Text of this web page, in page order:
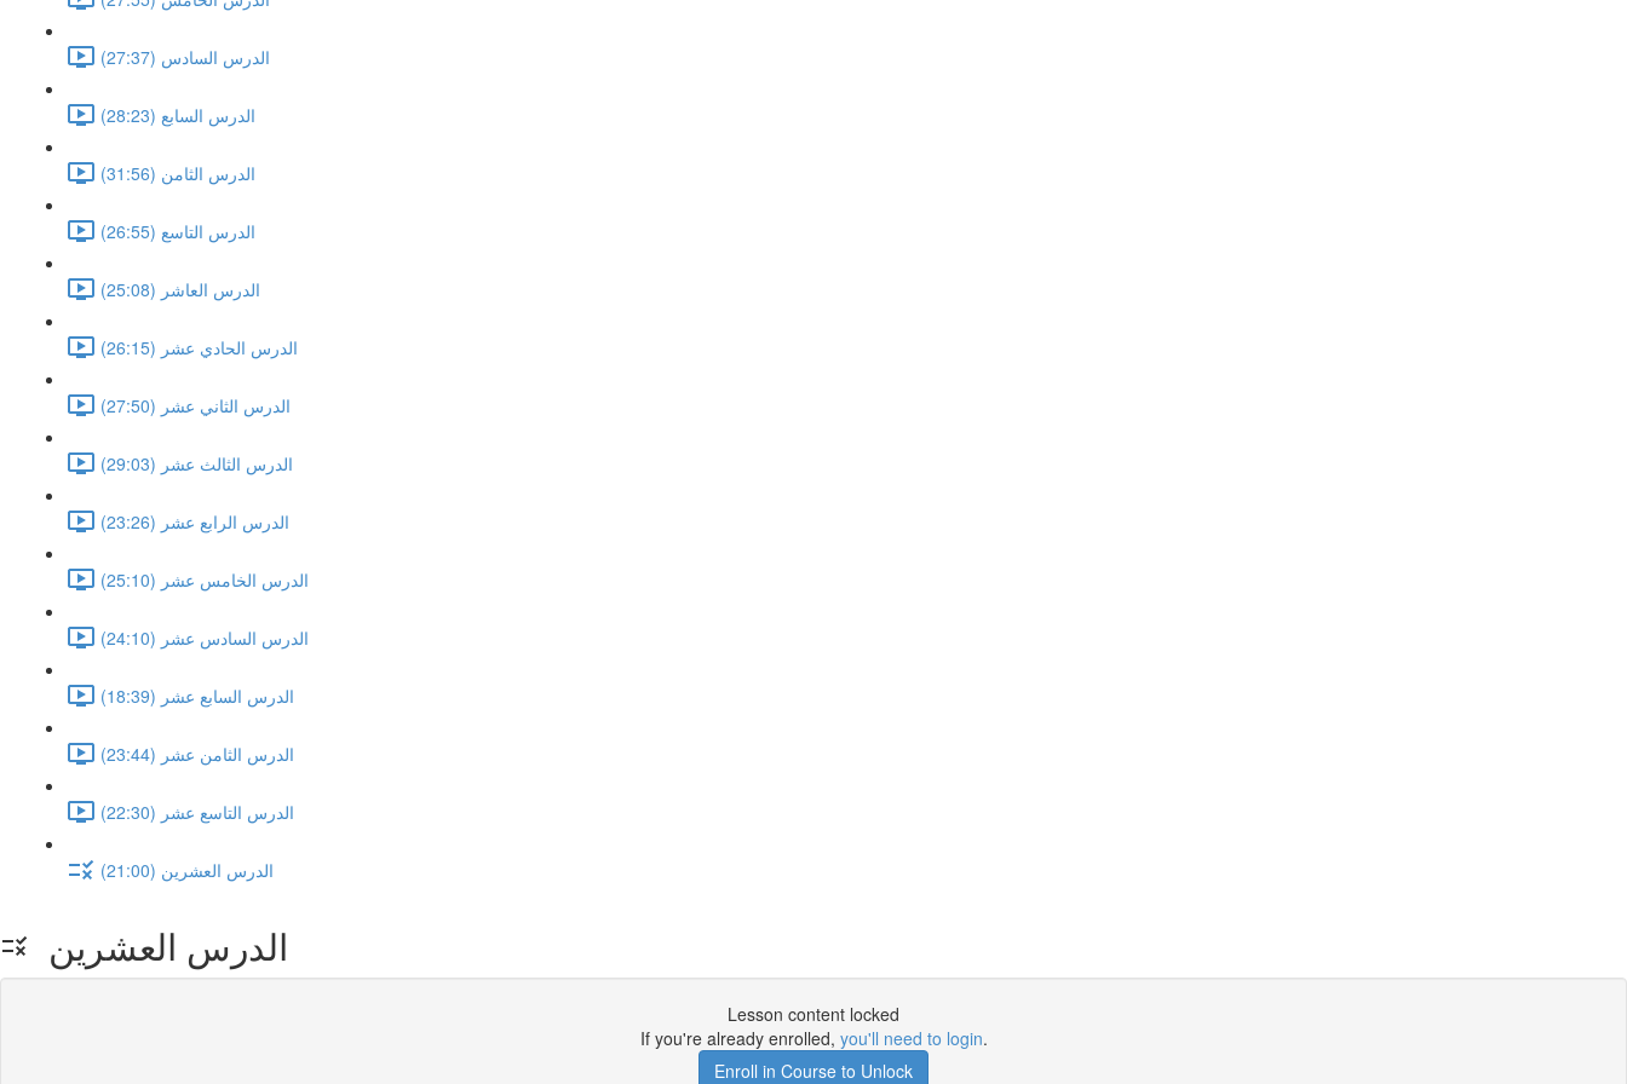
الدرس السادس (27:37)
الدرس السابع (28:23)
الدرس الثامن (31:56)
الدرس التاسع (26:55)
الدرس العاشر (25:08)
الدرس الحادي عشر (26:15)
الدرس الثاني عشر (27:50)
الدرس الثالث عشر (29:03)
الدرس الرابع عشر (23:26)
الدرس الخامس عشر (25:10)
الدرس السادس عشر (24:10)
الدرس السابع عشر (18:39)
الدرس الثامن عشر (23:44)
الدرس التاسع عشر (22:30)
الدرس العشرين (21:00)
الدرس العشرين
Lesson content locked
If you're already enrolled, you'll need to login.
Enroll in Course to Unlock